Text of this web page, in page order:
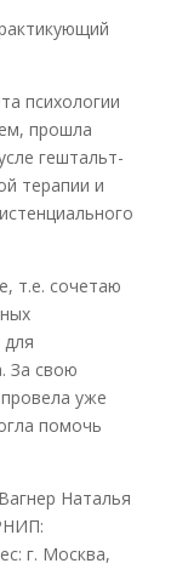
психологии
прошла
гештальт-
терапии и
т.е. сочетаю
для
За свою
уже
помочь
Наталья
г. Москва,